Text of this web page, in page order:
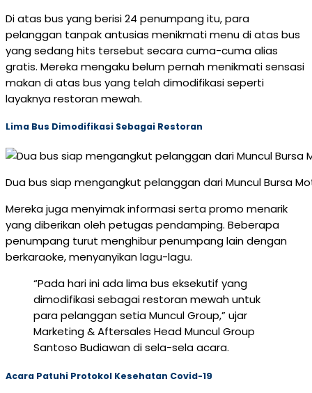
Di atas bus yang berisi 24 penumpang itu, para
pelanggan tanpak antusias menikmati menu di atas bus
yang sedang hits tersebut secara cuma-cuma alias
gratis. Mereka mengaku belum pernah menikmati sensasi
makan di atas bus yang telah dimodifikasi seperti
layaknya restoran mewah.
Lima Bus Dimodifikasi Sebagai Restoran
Dua bus siap mengangkut pelanggan dari Muncul Bursa
Mereka juga menyimak informasi serta promo menarik
yang diberikan oleh petugas pendamping. Beberapa
penumpang turut menghibur penumpang lain dengan
berkaraoke, menyanyikan lagu-lagu.
“Pada hari ini ada lima bus eksekutif yang
dimodifikasi sebagai restoran mewah untuk
para pelanggan setia Muncul Group,” ujar
Marketing & Aftersales Head Muncul Group
Santoso Budiawan di sela-sela acara.
Acara Patuhi Protokol Kesehatan Covid-19